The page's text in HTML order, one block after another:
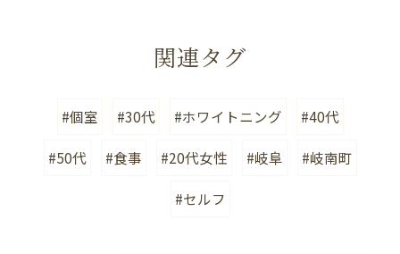
関連タグ
#個室 #30代 #ホワイトニング #40代
#50代 #食事 #20代女性 #岐阜 #岐南町
#セルフ